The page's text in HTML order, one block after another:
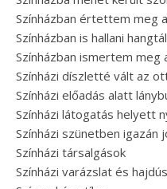
Színházban értettem meg
Színházban is hallani
Színházban ismertem
Színházi díszletté vált az
Színházi előadás alatt
Színházi látogatás helyett
Színházi szünetben
Színházi társalgások
Színházi varázslat és